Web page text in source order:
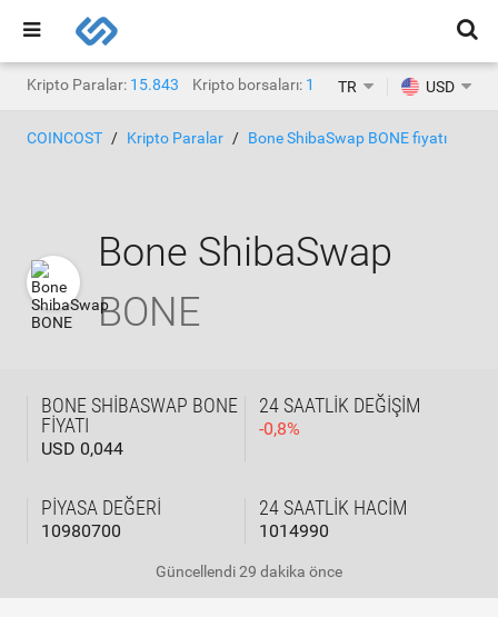
Kripto Paralar: 15.843 Kripto borsaları: 1.467TR USD
COINCOST Kripto Paralar Bone ShibaSwap BONE fiyatı
Bone ShibaSwap
BONE
BONE SHIBASWAP BONE
FIYATI
USD 0,044
24 SAATLIK DEĞIŞIM
-0,8%
PIYASA DEĞERI
10980700
24 SAATLIK HACIM
1014990
Güncellendi29 dakika önce